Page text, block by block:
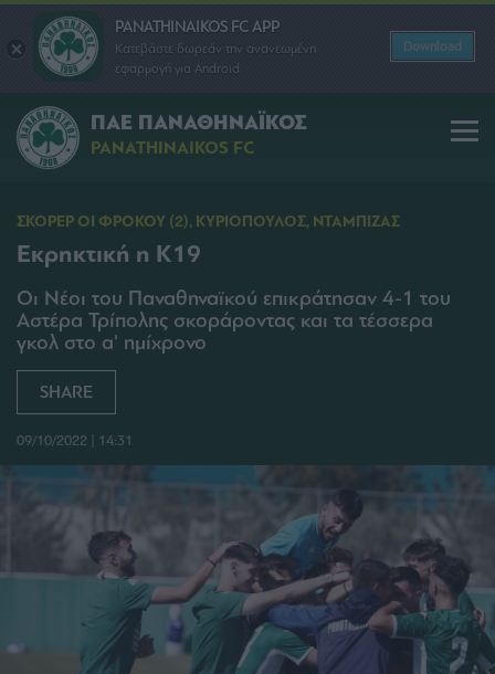
PANATHINAIKOS FC APP
Κατεβάστε δωρεάν την ανανεωμένη
εφαρμογή για Android
Download
ΠΑΕ ΠΑΝΑΘΗΝΑΪΚΟΣ
PANATHINAIKOS FC
ΣΚΟΡΕΡ ΟΙ ΦΡΟΚΟΥ (2), ΚΥΡΙΟΠΟΥΛΟΣ, ΝΤΑΜΠΙΖΑΣ
Εκρηκτική η Κ19
Οι Νέοι του Παναθηναϊκού επικράτησαν 4-1 του
Αστέρα Τρίπολης σκοράροντας και τα τέσσερα
γκολ στο α' ημίχρονο
SHARE
09/10/2022 | 14:31